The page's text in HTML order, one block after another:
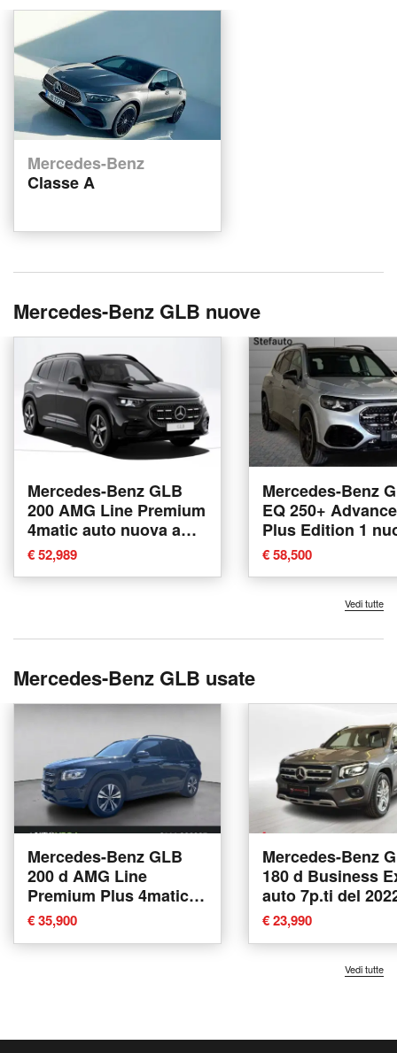
Mercedes-Benz
Classe A
Mercedes-Benz GLB nuove
Mercedes-Benz GLB
200 AMG Line Premium
4matic auto nuova a
Verona
€ 52,989
Mercedes-Benz
EQ 250+
Plus Edition 1
Bologna
€ 58,500
Vedi tutte
Mercedes-Benz GLB usate
Mercedes-Benz GLB
200 d AMG Line
Premium Plus 4matic
auto 7p.ti del 2022
usata a Arzignano
€ 35,900
Mercedes-Benz
180 d Business
auto 7p.ti del
usata a
€ 23,990
Vedi tutte